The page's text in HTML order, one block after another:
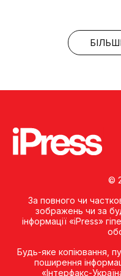
©
За повного чи
зображень чи за
інформації «iPress»
Будь-яке копiювання,
поширення
«Iнтерфакс-